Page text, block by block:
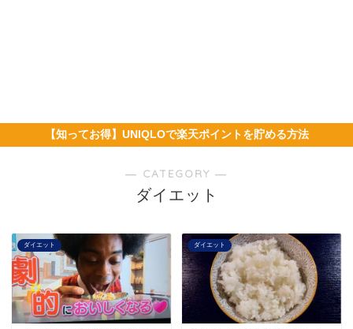
【知ってお得】UNIQLOで楽天ポイントを貯める方法
― CATEGORY ―
ダイエット
ダイエット ダイエット